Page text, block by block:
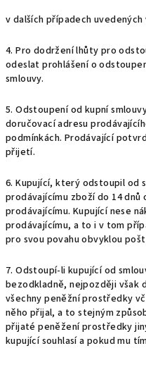
v dalších případech uvedených
4. Pro dodržení lhůty pro
odeslat prohlášení o
smlouvy.
5. Odstoupení od kupní
doručovací adresu
podmínkách. Prodávající
přijetí.
6. Kupující, který odstoupil od
prodávajícímu zboží do 14
prodávajícímu. Kupující nese
prodávajícímu, a to i v tom
pro svou povahu obvyklou
7. Odstoupí-li kupující od
bezodkladně, nejpozději však
všechny peněžní prostředky
něho přijal, a to stejným
přijaté peněžení prostředky
kupující souhlasí a pokud mu